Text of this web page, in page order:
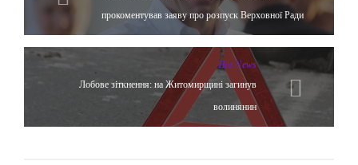
прокоментував заяву про розпуск Верховної Ради
Hot News
Лобове зіткнення: на Житомирщині загинув
волинянин